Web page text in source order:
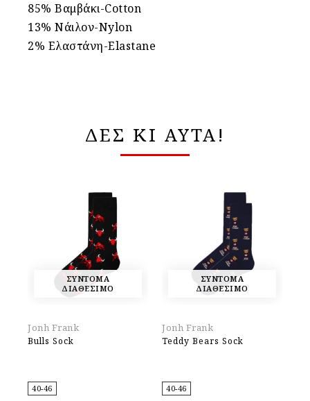
85% Βαμβάκι-Cotton
13% Νάιλον-Nylon
2% Ελαστάνη-Elastane
ΔΕΣ ΚΙ ΑΥΤΑ!
ΣΥΝΤΟΜΑ
ΔΙΑΘΕΣΙΜΟ
Jonh Frank
Bulls Sock
40-46
ΣΥΝΤΟΜΑ
ΔΙΑΘΕΣΙΜΟ
Jonh Frank
Teddy Bears Sock
40-46